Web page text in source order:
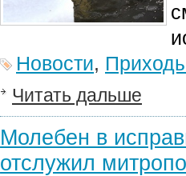
Новости,
Читать дальше
Молебен в
отслужил